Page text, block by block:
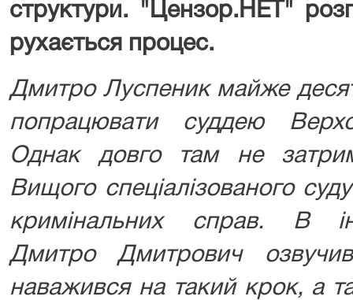
структури. "Цензор.НЕТ"
рухається процес.
Дмитро Луспеник майже
попрацювати суддею
Однак довго там не
Вищого спеціалізованого
кримінальних справ. В
Дмитро Дмитрович
наважився на такий крок, а